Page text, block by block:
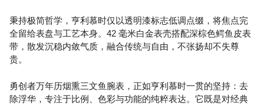
秉持极简哲学，亨利慕时仅以透明漆标志低调点缀，将焦点完
全留给表盘与工艺本身。42 毫米白金表壳搭配深棕色鳄鱼皮表
带，散发沉稳内敛气质，融合传统与自由，不张扬却不失尊
贵。
勇创者万年历烟熏三文鱼腕表，正如亨利慕时一贯的坚持：去
除浮华，专注于比例、色彩与功能的纯粹表达。它既是对经典